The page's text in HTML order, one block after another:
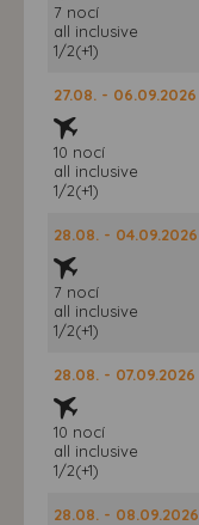
7 nocí
all inclusive
1/2(+1)
27.08. - 06.09.2026
10 nocí
all inclusive
1/2(+1)
28.08. - 04.09.2026
7 nocí
all inclusive
1/2(+1)
28.08. - 07.09.2026
10 nocí
all inclusive
1/2(+1)
28.08. - 08.09.2026